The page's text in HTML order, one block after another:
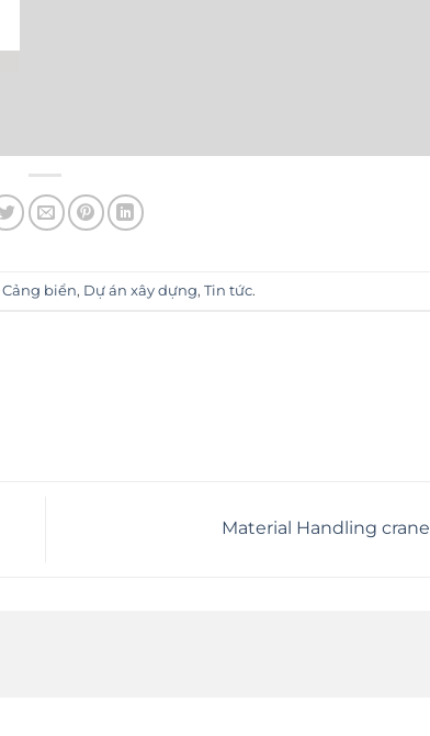
Cảng biển, Dự án xây dựng, Tin tức.
Material Handling crane